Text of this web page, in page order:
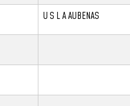
U S L A AUBENAS